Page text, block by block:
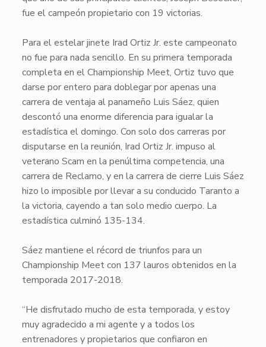
fue el campeón propietario con 19 victorias.
Para el estelar jinete Irad Ortiz Jr. este campeonato
no fue para nada sencillo. En su primera temporada
completa en elChampionship Meet, Ortiz tuvo que
darse por entero para doblegar por apenas una
carrera de ventaja al panameño Luis Sáez, quien
descontó una enorme diferencia para igualar la
estadística el domingo. Con solo dos carreras por
disputarse en la reunión, Irad Ortiz Jr. impuso al
veterano Scam en la penúltima competencia, una
carrera de Reclamo, y en la carrera de cierre Luis Sáez
hizo lo imposible por llevar a su conducido Taranto a
la victoria, cayendo a tan solo medio cuerpo. La
estadística culminó 135-134.
Sáez mantiene el récord de triunfos para un
Championship Meetcon 137 lauros obtenidos en la
temporada 2017-2018.
“He disfrutado mucho de esta temporada, y estoy
muy agradecido a mi agente y a todos los
entrenadores y propietarios que confiaron en